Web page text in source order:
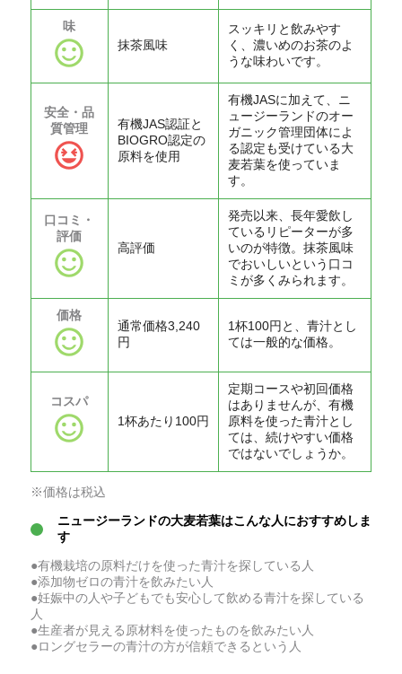
味
抹茶風味
スッキリと飲みやす
く、濃いめのお茶のよ
うな味わいです。
安全・品
質管理
有機JAS認証と
BIOGRO認定の
原料を使用
有機JASに加えて、ニ
ュージーランドのオー
ガニック管理団体によ
る認定も受けている大
麦若葉を使っていま
す。
口コミ・
評価
高評価
発売以来、長年愛飲し
ているリピーターが多
いのが特徴。抹茶風味
でおいしいという口コ
ミが多くみられます。
価格
通常価格3,240
円
1杯100円と、青汁とし
ては一般的な価格。
コスパ
1杯あたり100円
定期コースや初回価格
はありませんが、有機
原料を使った青汁とし
ては、続けやすい価格
ではないでしょうか。
※価格は税込
ニュージーランドの大麦若葉はこんな人におすすめしま
す
●有機栽培の原料だけを使った青汁を探している人
●添加物ゼロの青汁を飲みたい人
●妊娠中の人や子どもでも安心して飲める青汁を探している
人
●生産者が見える原材料を使ったものを飲みたい人
●ロングセラーの青汁の方が信頼できるという人